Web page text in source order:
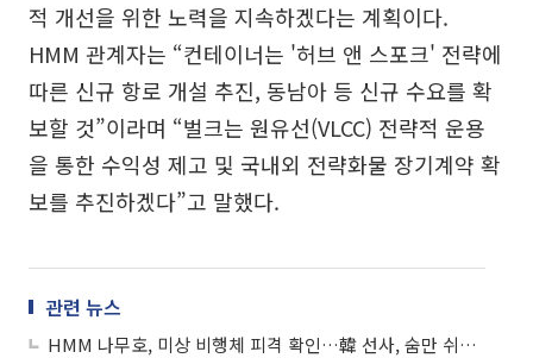
적 개선을 위한 노력을 지속하겠다는 계획이다.
HMM 관계자는 “컨테이너는 '허브 앤 스포크' 전략에
따른 신규 항로 개설 추진, 동남아 등 신규 수요를 확
보할 것”이라며 “벌크는 원유선(VLCC) 전략적 운용
을 통한 수익성 제고 및 국내외 전략화물 장기계약 확
보를 추진하겠다”고 말했다.
관련 뉴스
HMM 나무호, 미상 비행체 피격 확인…韓 선사, 숨만 쉬어도 하루 5억 손실